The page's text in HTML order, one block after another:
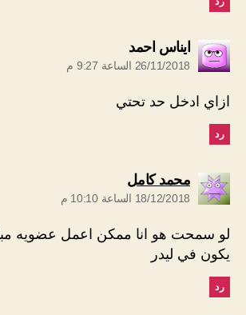
ايناس احمد
26/11/2018 الساعة 9:27 م
ازاي ادخل حد تحتي
رد
محمد كامل
18/12/2018 الساعة 10:10 م
لو سمحت هو انا ممكن اعمل عضويه
يكون في ليدر
رد